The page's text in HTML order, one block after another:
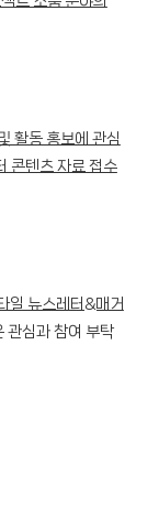
활동 홍보에 관심
콘텐츠 자료 접수
일 뉴스레터&매거
관심과 참여 부탁